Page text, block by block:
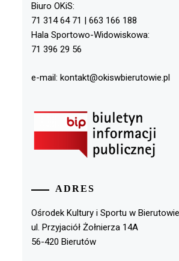
Biuro OKiS:
71 314 64 71 | 663 166 188
Hala Sportowo-Widowiskowa:
71 396 29 56
e-mail: kontakt@okiswbierutowie.pl
ADRES
Ośrodek Kultury i Sportu w Bierutowie
ul. Przyjaciół Żołnierza 14A
56-420 Bierutów